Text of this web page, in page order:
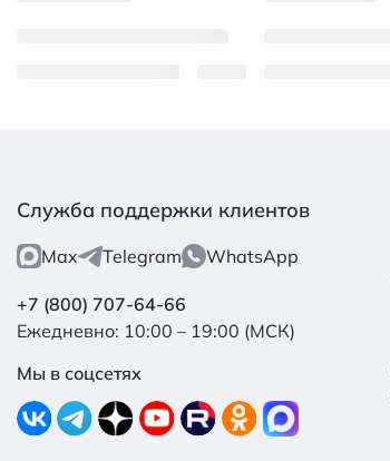
Служба поддержки клиентов
Max Telegram WhatsApp
+7 (800) 707-64-66
Ежедневно: 10:00 – 19:00 (МСК)
Мы в соцсетях